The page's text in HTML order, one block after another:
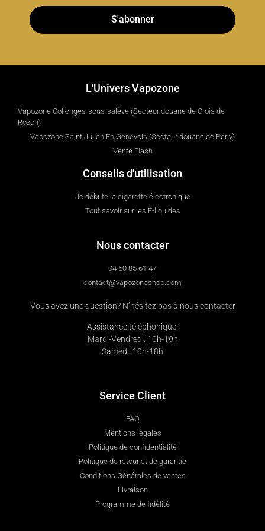
S'abonner
L'Univers Vapozone
Vapozone Collonges-sous-salève (Secteur douane de Crois de
Rozon)
Vapozone Saint Julien En Genevois (Secteur douane de Perly)
Vente Flash
Conseils d'utilisation
Je débute la cigarette électronique
Tout savoir sur les E-liquides
Nous contacter
04 50 85 61 47
contact@vapozoneshop.com
Vous avez une question? N’hésitez pas à nous contacter
Assistance téléphonique:
Mardi-Vendredi: 10h-19h
Samedi: 10h-18h
Service Client
FAQ
Mentions légales
Politique de confidentialité
Politique de retour et de garantie
Conditions Générales de ventes
Livraison
Programme de fidélité